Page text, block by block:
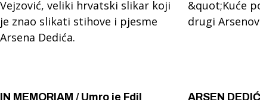
IN MEMORIAM / Umro je Fdil
ARSEN